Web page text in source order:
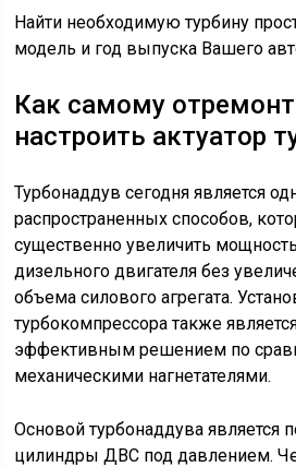
Найти необходимую турбину
модель и год выпуска Вашего
Как самому
настроить актуатор
Турбонаддув сегодня является
распространенных способов,
существенно увеличить
дизельного двигателя без
объема силового агрегата.
турбокомпрессора также
эффективным решением по
механическими нагнетателями.
Основой турбонаддува является
цилиндры ДВС под давлением.